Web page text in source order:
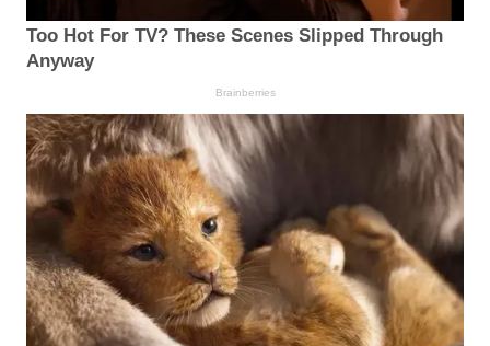
Too Hot For TV? These Scenes Slipped Through
Anyway
Brainberries